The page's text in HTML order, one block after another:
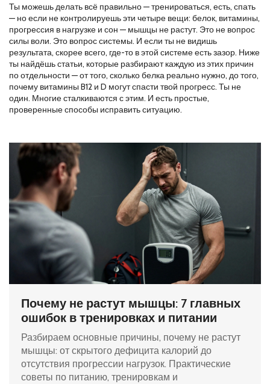
Ты можешь делать всё правильно — тренироваться, есть, спать
— но если не контролируешь эти четыре вещи: белок, витамины,
прогрессия в нагрузке и сон — мышцы не растут. Это не вопрос
силы воли. Это вопрос системы. И если ты не видишь
результата, скорее всего, где-то в этой системе есть зазор. Ниже
ты найдёшь статьи, которые разбирают каждую из этих причин
по отдельности — от того, сколько белка реально нужно, до того,
почему витамины B12 и D могут спасти твой прогресс. Ты не
один. Многие сталкиваются с этим. И есть простые,
проверенные способы исправить ситуацию.
Почему не растут мышцы: 7 главных
ошибок в тренировках и питании
Разбираем основные причины, почему не растут
мышцы: от скрытого дефицита калорий до
отсутствия прогрессии нагрузок. Практические
советы по питанию, тренировкам и